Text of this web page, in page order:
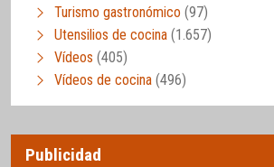
Turismo gastronómico (97)
Utensilios de cocina (1.657)
Vídeos (405)
Vídeos de cocina (496)
Publicidad